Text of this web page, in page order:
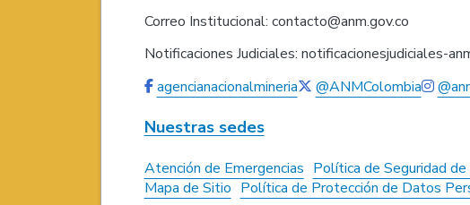
Correo Institucional: contacto@anm.gov.co
Notificaciones Judiciales: notificacionesjudiciales-
agencianacionalmineria
@ANMColombia
Nuestras sedes
Atención de Emergencias Política de Seguridad de
Mapa de Sitio Política de Protección de Datos